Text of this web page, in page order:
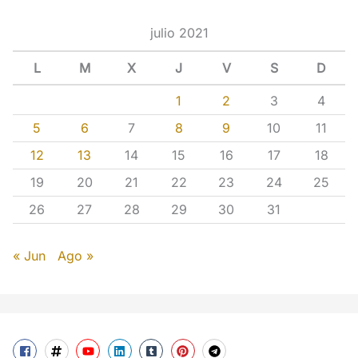
julio 2021
L M X J V S D
1 2 3
4
5
6 7 8 9 10
11
12
13 14 15 16 17
18
19
20 21 22 23 24
25
26
27 28 29 30 31
« Jun Ago »